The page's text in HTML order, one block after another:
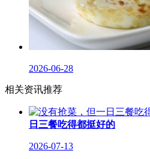
2026-06-28
相关资讯推荐
日三餐吃得都挺好的
2026-07-13